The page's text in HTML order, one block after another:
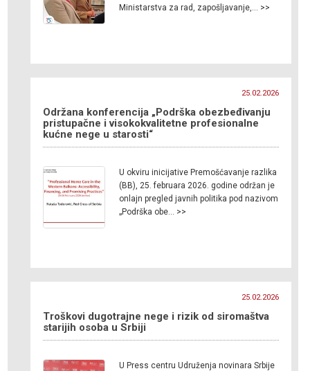
Ministarstva za rad, zapošljavanje,… >>
25.02.2026
Održana konferencija „Podrška obezbeđivanju
pristupačne i visokokvalitetne profesionalne
kućne nege u starosti“
U okviru inicijative Premošćavanje razlika
(BB), 25. februara 2026. godine održan je
onlajn pregled javnih politika pod nazivom
„Podrška obe… >>
25.02.2026
Troškovi dugotrajne nege i rizik od siromaštva
starijih osoba u Srbiji
U Press centru Udruženja novinara Srbije